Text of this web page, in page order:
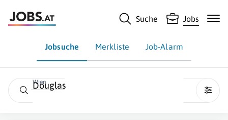
Suche Jobs
Jobsuche Merkliste Job-Alarm
Wien
Douglas